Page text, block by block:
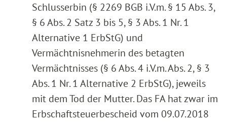
Schlusserbin (§ 2269 BGB i.V.m. § 15 Abs. 3,
§ 6 Abs. 2 Satz 3 bis 5, § 3 Abs. 1 Nr. 1
Alternative 1 ErbStG) und
Vermächtnisnehmerin des betagten
Vermächtnisses (§ 6 Abs. 4 i.V.m. Abs. 2, § 3
Abs. 1 Nr. 1 Alternative 2 ErbStG), jeweils
mit dem Tod der Mutter. Das FA hat zwar im
Erbschaftsteuerbescheid vom 09.07.2018